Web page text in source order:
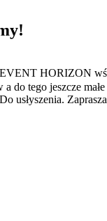
HORIZON
tego jeszcze
usłyszenia.